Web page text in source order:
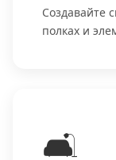
Создавайте
полках и
🛋️